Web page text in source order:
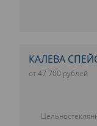
КАЛЕВА
от 47 700 рублей